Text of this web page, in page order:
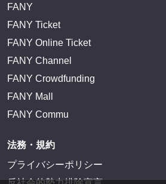
FANY
FANY Ticket
FANY Online Ticket
FANY Channel
FANY Crowdfunding
FANY Mall
FANY Commu
法務・規約
プライバシーポリシー